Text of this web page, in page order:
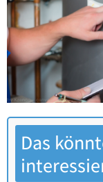
Das